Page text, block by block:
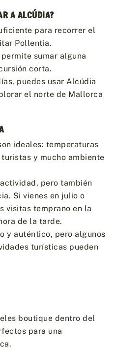
A ALCÚDIA?
para recorrer el
Pollentia.
sumar alguna
corta.
puedes usar Alcúdia
el norte de Mallorca
ideales: temperaturas
y mucho ambiente
pero también
Si vienes en julio o
visitas temprano en la
de la tarde.
y auténtico, pero algunos
turísticas pueden
boutique dentro del
para una